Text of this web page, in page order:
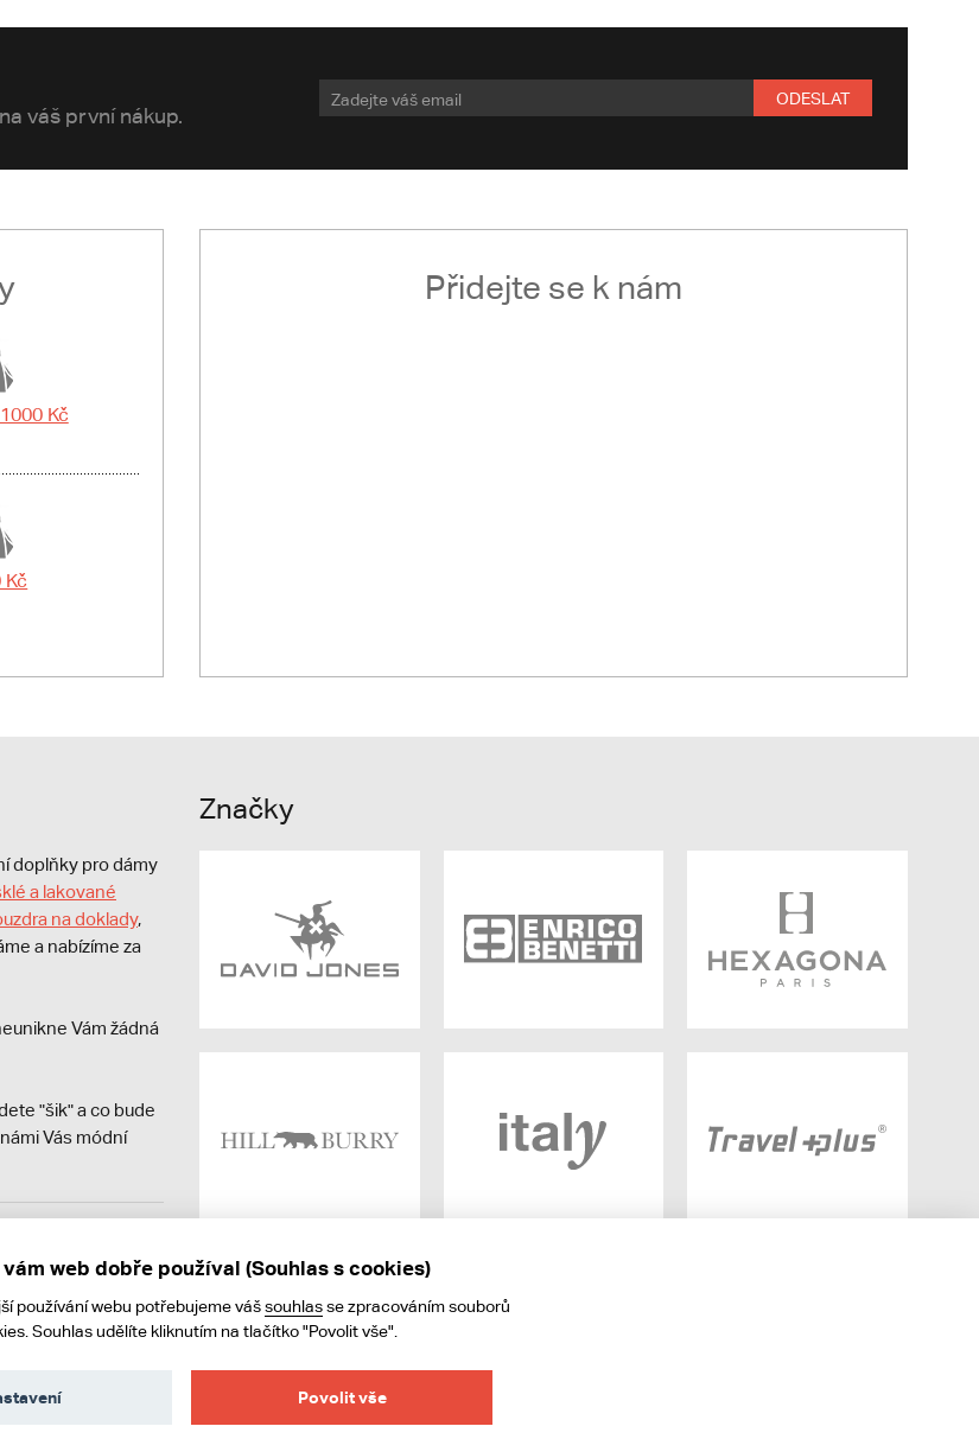
váš první nákup.
ODESLAT
Kč
Kč
Přidejte se k nám
doplňky pro dámy
a lakované
na doklady,
a nabízíme za
Vám žádná
"šik" a co bude
Vás módní
případě
Značky
web dobře používal (Souhlas s cookies)
používání webu potřebujeme vášsouhlasse zpracováním souborů
Souhlas udělíte kliknutím na tlačítko "Povolit vše".
Povolit vše